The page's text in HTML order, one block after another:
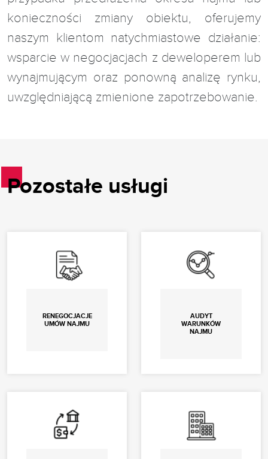
konieczności zmiany obiektu, oferujemy
naszym klientom natychmiastowe działanie:
wsparcie w negocjacjach z deweloperem lub
wynajmującym oraz ponowną analizę rynku,
uwzględniającą zmienione zapotrzebowanie.
Pozostałe usługi
RENEGOCJACJE
UMÓW NAJMU
AUDYT
WARUNKÓW
NAJMU